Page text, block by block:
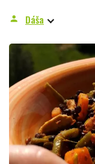
person Dáša